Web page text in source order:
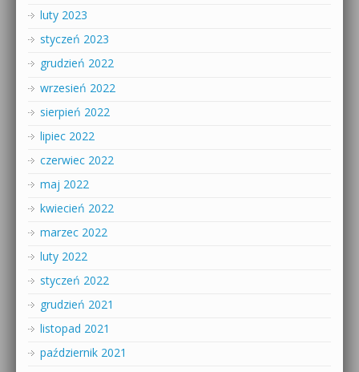
luty 2023
styczeń 2023
grudzień 2022
wrzesień 2022
sierpień 2022
lipiec 2022
czerwiec 2022
maj 2022
kwiecień 2022
marzec 2022
luty 2022
styczeń 2022
grudzień 2021
listopad 2021
październik 2021